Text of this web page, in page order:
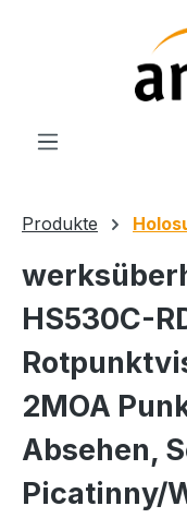
Zum Hauptinhalt
Produkte
HS530C-
2MOA
Absehen,
Picatinny/